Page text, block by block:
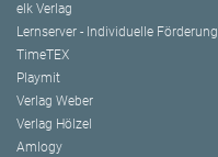
elk Verlag
Lernserver - Individuelle Förderung
TimeTEX
Playmit
Verlag Weber
Verlag Hölzel
Amlogy